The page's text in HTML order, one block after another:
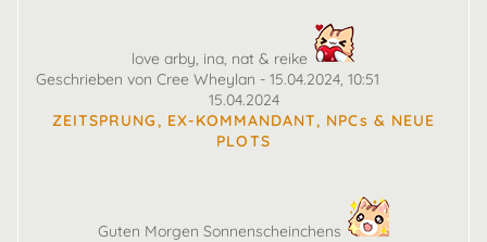
love arby, ina, nat & reike
Geschrieben von Cree Wheylan - 15.04.2024, 10:51
15.04.2024
ZEITSPRUNG, EX-KOMMANDANT, NPCs & NEUE
PLOTS
Guten Morgen Sonnenscheinchens